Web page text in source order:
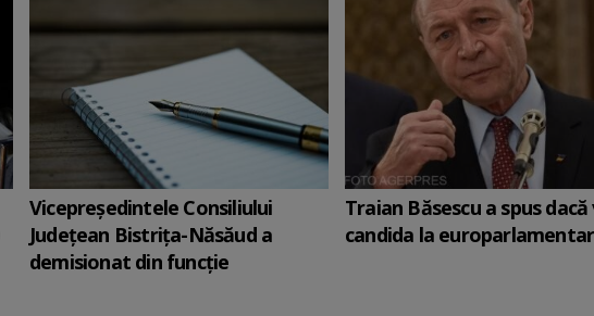
Vicepreşedintele Consiliului
Judeţean Bistriţa-Năsăud a
demisionat din funcție
Traian Băsescu a spus dacă
candida la